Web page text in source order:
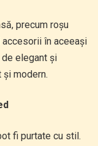
precum roșu
în aceeași
elegant și
modern.
fi purtate cu stil.